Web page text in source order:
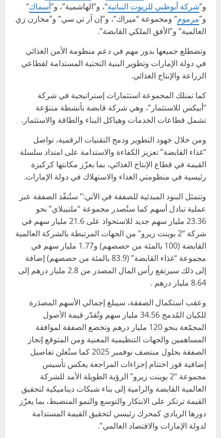
و”شركة أبوظبي للزيوت النباتية“، و”الهاشمية”، و”أسماك”
و”مرموم” ومجموعة “ميراك”، و”إن آر تي سي” و”مخازن زي
العالمية” و”الأفق الملكي القابضة”.
وتضطلع جميعها بدور مهم في دعم منظومة الأمن الغذائي
في دولة الإمارات وتطوير البنية التحتية المستدامة لقطاعي
الزراعة والإنتاج الغذائي.
كما تمتلك المجموعة استثمارات إستراتيجية في شركة
“أبيكس للاستثمار”، وهي شركة قابضة بأنشطة متنوّعة
تشمل قطاعات الخدمات وهياكل البناء والطاقة والاستثمار.
ومن خلال جهود التطوير ودمج التقنيات الرقمية، تواصل
“غذاء القابضة” تعزيز الكفاءة والاستدامة على امتداد سلسلة
القيمة في قطاع الإنتاج الغذائي، بما يعزّز مكانتها كركيزة
رئيسية في منظومتي الغذاء والاستهلاك في دولة الإمارات.
وتتمثل البنود المبدئية للصفقة في الآتي:” ستُنفّذ الصفقة عبر
عملية تبادل أسهم كما ستُصدر مجموعة “ملتيبلاي” نحو
23.36 مليار سهم جديد للاستحواذ على 21.6 مليار سهم في
شركة “2 بوينت زيرو” من الجهات المرتبطة بالشركة العالمية
القابضة (100 بالمئة من حصصهم) و1.77 مليار سهم في
مجموعة “غذاء القابضة” (83.9 بالمئة من حصصهم) إضافة
إلى ذلك سيرتفع رأس المال المصدر من 2.8 مليار درهم إلى
8.64 مليار درهم .
وعقب استكمال الصفقة، سيبلغ إجمالي الأسهم المصدَرة
للكيان المُدمج 34.56 مليار سهم وتُقدّر قيمة الأصول
المجمّعة بنحو 120 مليار درهم وتخضع الصفقة لموافقة
المساهمين والجهات التنظيمية المعنية ومن المتوقع إنجاز
الصفقة بحلول منتصف نوفمبر 2025 كما ستُعلن تفاصيل
إضافية فور اختتام إجراءات المراجعة يعكس تأسيس
مجموعة “2 بوينت زيرو” الرؤية الطويلة الأمد للشركة
العالمية القابضة والرامية إلى بناء شبكات ديناميكية لتحقيق
القيمة ترتكز على الابتكار والتوسع والنمو المنضبط، بما يعزّز
دورها الريادي كمحرك رئيسي لتحقيق القيمة المستدامة
لدولة الإمارات والاقتصاد العالمي”.